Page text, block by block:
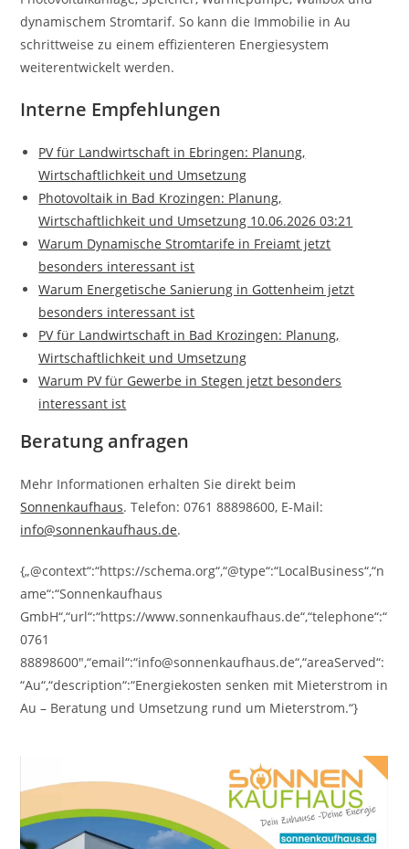
dynamischem Stromtarif. So kann die Immobilie in Au
schrittweise zu einem effizienteren Energiesystem
weiterentwickelt werden.
Interne Empfehlungen
PV für Landwirtschaft in Ebringen: Planung,
Wirtschaftlichkeit und Umsetzung
Photovoltaik in Bad Krozingen: Planung,
Wirtschaftlichkeit und Umsetzung 10.06.2026 03:21
Warum Dynamische Stromtarife in Freiamt jetzt
besonders interessant ist
Warum Energetische Sanierung in Gottenheim jetzt
besonders interessant ist
PV für Landwirtschaft in Bad Krozingen: Planung,
Wirtschaftlichkeit und Umsetzung
Warum PV für Gewerbe in Stegen jetzt besonders
interessant ist
Beratung anfragen
Mehr Informationen erhalten Sie direkt beim
Sonnenkaufhaus. Telefon: 0761 88898600, E-Mail:
info@sonnenkaufhaus.de.
{„@context“:“https://schema.org“,“@type“:“LocalBusiness“,“n
ame“:“Sonnenkaufhaus
GmbH“,“url“:“https://www.sonnenkaufhaus.de“,“telephone“:“
0761
88898600″,“email“:“info@sonnenkaufhaus.de“,“areaServed“:
“Au“,“description“:“Energiekosten senken mit Mieterstrom in
Au – Beratung und Umsetzung rund um Mieterstrom.“}